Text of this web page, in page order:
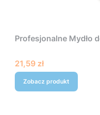
Profesjonalne Mydło
Cena
21,59 zł
Zobacz produkt